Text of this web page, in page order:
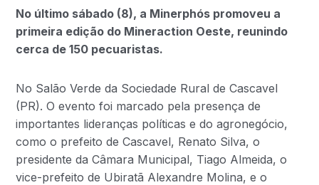
No último sábado (8), a Minerphós promoveu a
primeira edição do Mineraction Oeste, reunindo
cerca de 150 pecuaristas.
No Salão Verde da Sociedade Rural de Cascavel
(PR). O evento foi marcado pela presença de
importantes lideranças políticas e do agronegócio,
como o prefeito de Cascavel, Renato Silva, o
presidente da Câmara Municipal, Tiago Almeida, o
vice-prefeito de Ubiratã Alexandre Molina, e o